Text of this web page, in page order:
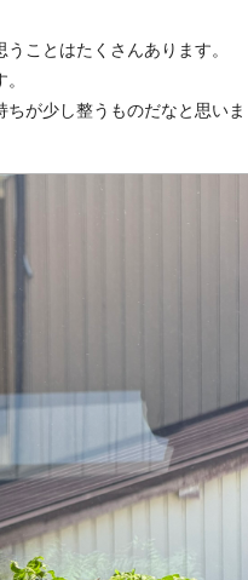
ことはたくさんあります。
が少し整うものだなと思いま